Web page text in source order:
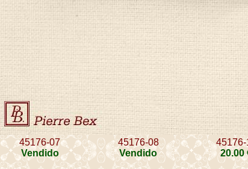
45176-07
Vendido
45176-08
Vendido
45176-
20.00